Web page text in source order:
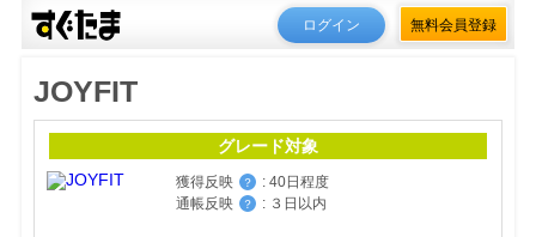
ログイン 無料会員登録
JOYFIT
グレード対象
獲得反映 ？ : 40日程度
通帳反映
？ : ３日以内